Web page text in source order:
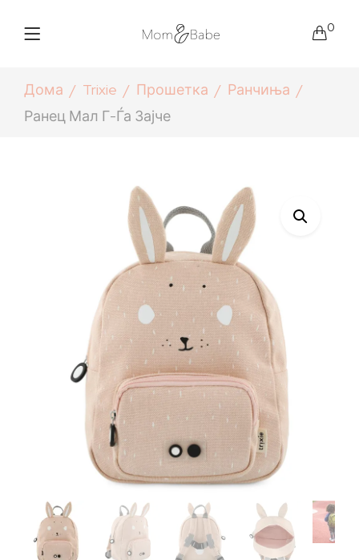
0
Дома Trixie Прошетка
Ранчиња
Ранец Мал Г-Ѓа Зајче